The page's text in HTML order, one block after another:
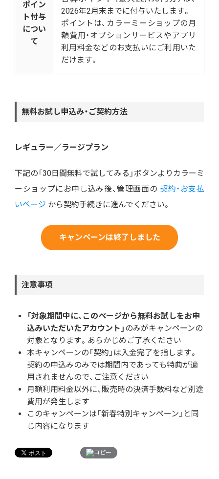
ポイン
ト付与
につい
て
2026年2月末までに付与いたします。
ポイントは、カラーミーショップの月
額費用・オプションサービスやアプリ
利用料金などのお支払いにご利用いた
だけます。
無料お試し申込み・ご契約方法
レギュラー／ラージプラン
下記の「30日間無料で試してみる」ボタンよりカラーミ
ーショップにお申し込み後、管理画面の 契約・お支払
いページ から契約手続きに進んでください。
キャンペーンは終了しました
注意事項
「対象期間中に、このページから無料お試しをお申
込みいただいたアカウント」 のみがキャンペーンの
対象となります。あらかじめご了承ください
本キャンペーンの「契約」は入金完了を指します。
契約の申込みのみでは期間内であっても特典が適
用されませんので、ご注意ください
月額利用料金以外に、販売時の決済手数料など別途
費用が発生します
このキャンペーンは「新春特別キャンペーン」と同
じ内容になります
コピー